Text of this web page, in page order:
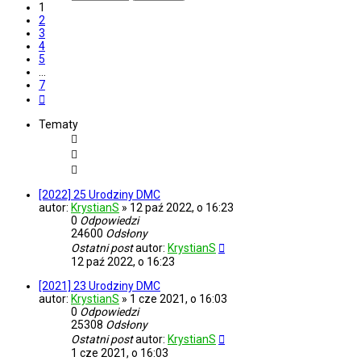
1
2
3
4
5
…
7
Tematy
[2022] 25 Urodziny DMC
autor: KrystianS » 12 paź 2022, o 16:23
0 Odpowiedzi
24600 Odsłony
Ostatni postautor: KrystianS
12 paź 2022, o 16:23
[2021] 23 Urodziny DMC
autor: KrystianS » 1 cze 2021, o 16:03
0 Odpowiedzi
25308 Odsłony
Ostatni postautor: KrystianS
1 cze 2021, o 16:03